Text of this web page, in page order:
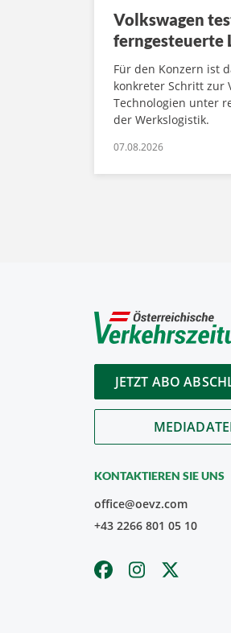
Volkswagen
ferngesteuerte
Für den Konzern ist
konkreter Schritt zur
Technologien unter
der Werkslogistik.
07.08.2026
JETZT ABO
KONTAKTIEREN SIE UNS
office@oevz.com
+43 2266 801 05 10